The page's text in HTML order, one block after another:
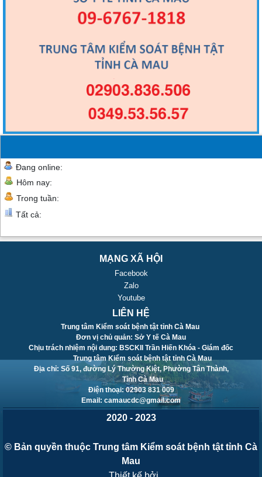
Đang online:
Hôm nay:
Trong tuần:
Tất cả:
MẠNG XÃ HỘI
Facebook
Zalo
Youtube
LIÊN HỆ
Trung tâm Kiểm soát bệnh tật tỉnh Cà Mau
Đơn vị chủ quản: Sở Y tế Cà Mau
Chịu trách nhiệm nội dung: BSCKII Trần Hiến Khóa - Giám đốc
Trung tâm Kiểm soát bệnh tật tỉnh Cà Mau
Địa chỉ: Số 91, đường Lý Thường Kiệt, Phường Tân Thành,
Tỉnh Cà Mau
Điện thoại: 02903 831 009
Email: camaucdc@gmail.com
2020 - 2023
© Bản quyền thuộc Trung tâm Kiểm soát bệnh tật tỉnh Cà
Mau